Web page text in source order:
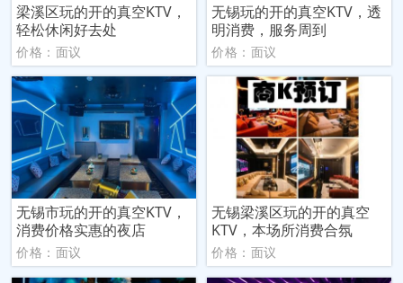
梁溪区玩的开的真空KTV，
轻松休闲好去处
价格：面议
无锡玩的开的真空KTV，透
明消费，服务周到
价格：面议
无锡市玩的开的真空KTV，
消费价格实惠的夜店
价格：面议
无锡梁溪区玩的开的真空
KTV，本场所消费合氛
价格：面议